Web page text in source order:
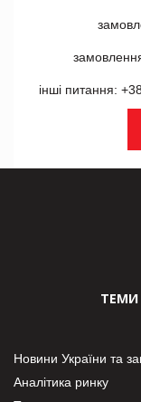
інші питання:
ТЕМИ
Новини України та
Аналітика ринку